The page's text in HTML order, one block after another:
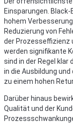
Einsparungen.
hohem
Reduzierung von
der Prozesseffizienz
werden signifikante
sind in der Regel
in die Ausbildung
zu einem hohen
Darüber hinaus
Qualität und der